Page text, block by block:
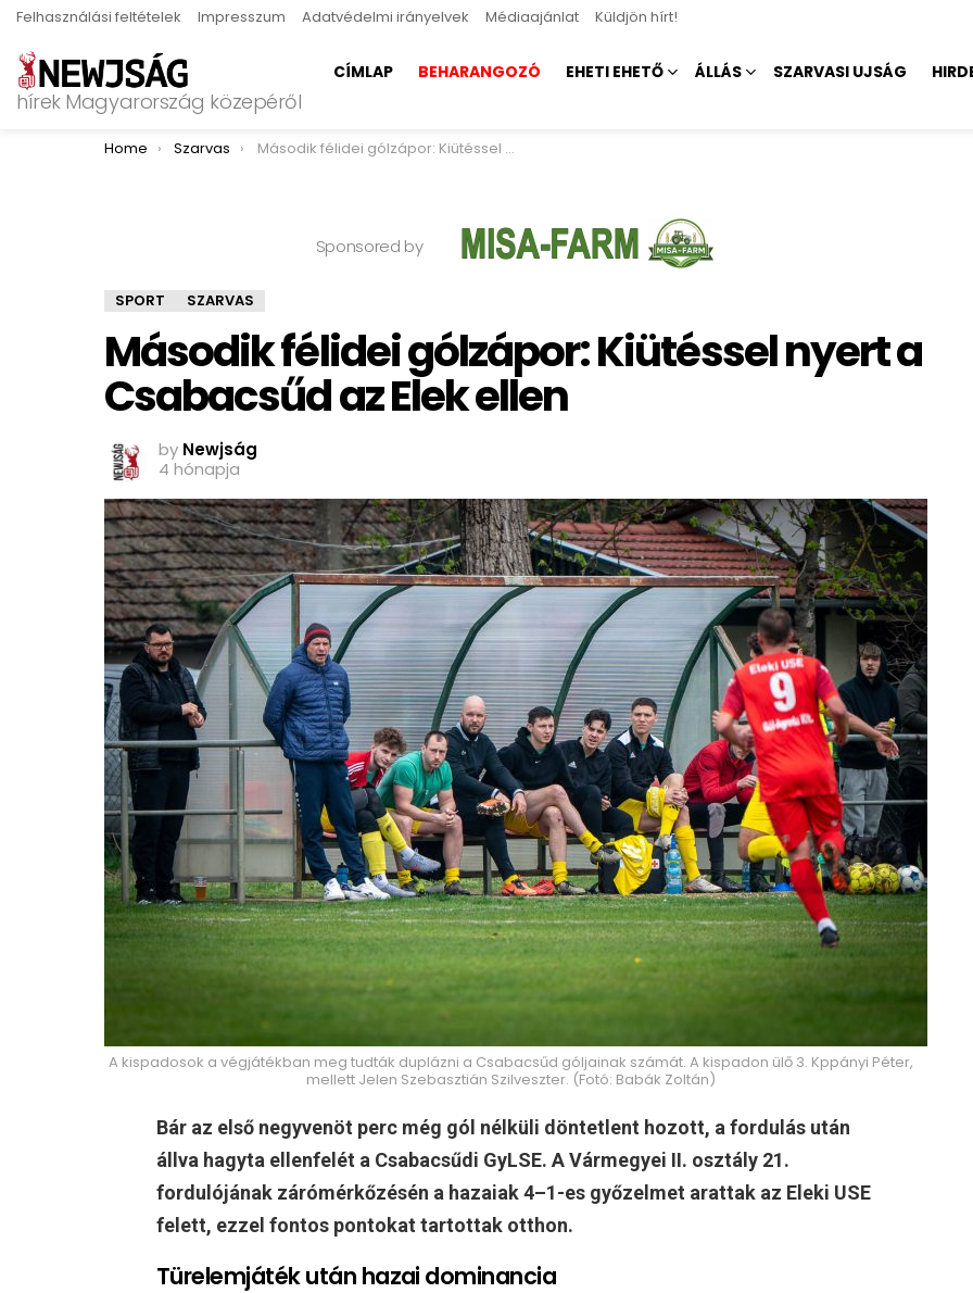
Felhasználási feltételek Impresszum Adatvédelmi irányelvek Médiaajánlat Küldjön hírt!
hírek Magyarország közepéről
CÍMLAP BEHARANGOZÓ EHETI EHETŐ ÁLLÁS SZARVASI UJSÁG
You are here:
Home Szarvas Második félidei gólzápor: Kiütéssel nyert a Csabacsűd az Elek ellen
Sponsored by
SPORT SZARVAS
Második félidei gólzápor: Kiütéssel nyert a
Csabacsűd az Elek ellen
by Newjság
4 hónapja
A kispadosok a végjátékban meg tudták duplázni a Csabacsűd góljainak számát. A kispadon ülő 3. Kppányi Péter,
mellett Jelen Szebasztián Szilveszter. (Fotó: Babák Zoltán)
Bár az első negyvenöt perc még gól nélküli döntetlent hozott, a fordulás után
állva hagyta ellenfelét a Csabacsűdi GyLSE. A Vármegyei II. osztály 21.
fordulójának zárómérkőzésén a hazaiak 4–1-es győzelmet arattak az Eleki USE
felett, ezzel fontos pontokat tartottak otthon.
Türelemjáték után hazai dominancia